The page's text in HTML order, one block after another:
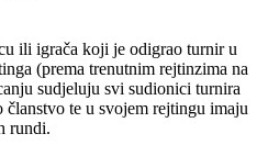
ili igrača koji je odigrao turnir u
(prema trenutnim rejtinzima na
sudjeluju svi sudionici turnira
te u svojem rejtingu imaju
rundi.